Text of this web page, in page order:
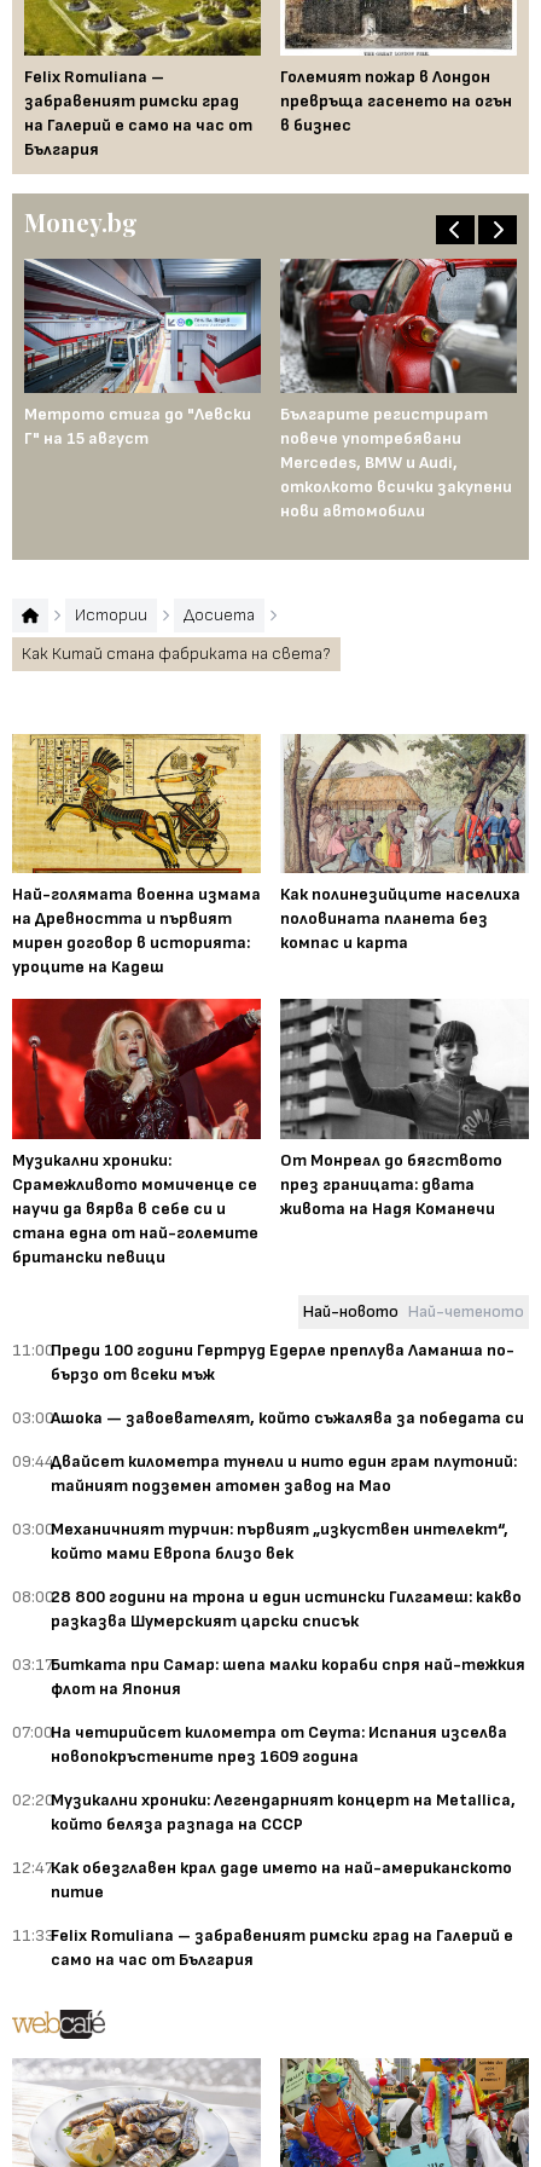
Felix Romuliana –
забравеният римски град
на Галерий е само на час от
България
Големият пожар в Лондон
превръща гасенето на огън
в бизнес
Money.bg
Метрото стига до "Левски
Г" на 15 август
Българите регистрират
повече употребявани
Mercedes, BMW и Audi,
отколкото всички закупени
нови автомобили
Истории
Досиета
Как Китай стана фабриката на света?
Най-голямата военна измама
на Древността и първият
мирен договор в историята:
уроците на Кадеш
Как полинезийците населиха
половината планета без
компас и карта
Музикални хроники:
Срамежливото момиченце се
научи да вярва в себе си и
стана една от най-големите
британски певици
От Монреал до бягството
през границата: двата
живота на Надя Команечи
Най-новото Най-четеното
11:00Преди 100 години Гертруд Едерле преплува Ламанша по-
бързо от всеки мъж
03:00Ашока — завоевателят, който съжалява за победата си
09:44Двайсет километра тунели и нито един грам плутоний:
тайният подземен атомен завод на Мао
03:00Механичният турчин: първият „изкуствен интелект“,
който мами Европа близо век
08:0028 800 години на трона и един истински Гилгамеш: какво
разказва Шумерският царски списък
03:17Битката при Самар: шепа малки кораби спря най-тежкия
флот на Япония
07:00На четирийсет километра от Сеута: Испания изселва
новопокръстените през 1609 година
02:20Музикални хроники: Легендарният концерт на Metallica,
който беляза разпада на СССР
12:47Как обезглавен крал даде името на най-американското
питие
11:33Felix Romuliana – забравеният римски град на Галерий е
само на час от България